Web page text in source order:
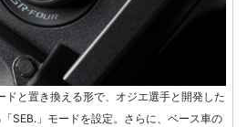
と置き換える形で、オジエ選手と開発した
SEB.」モードを設定。さらに、ベース車の